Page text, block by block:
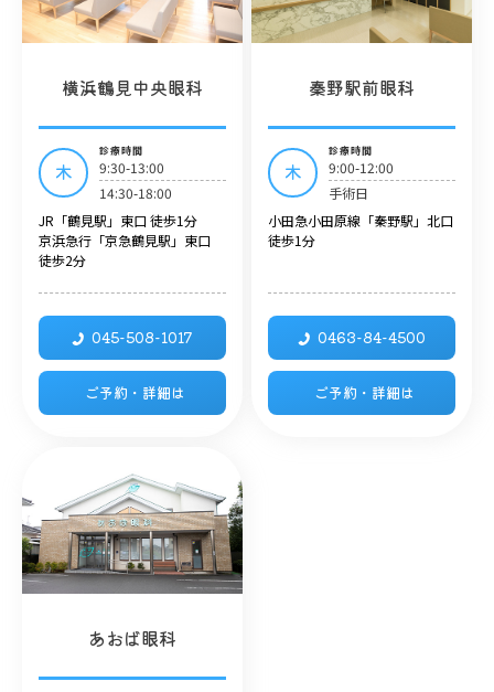
横浜鶴見中央眼科
木
診療時間
9:30-13:00
14:30-18:00
JR「鶴見駅」東口 徒歩1分
京浜急行「京急鶴見駅」東口
徒歩2分
045-508-1017
ご予約・詳細は
秦野駅前眼科
木
診療時間
9:00-12:00
手術日
小田急小田原線「秦野駅」北口
徒歩1分
0463-84-4500
ご予約・詳細は
あおば眼科